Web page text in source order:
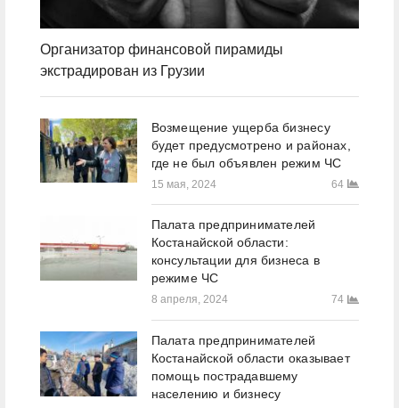
Организатор финансовой пирамиды
экстрадирован из Грузии
Возмещение ущерба бизнесу
будет предусмотрено и районах,
где не был объявлен режим ЧС
15 мая, 2024 64
Палата предпринимателей
Костанайской области:
консультации для бизнеса в
режиме ЧС
8 апреля, 2024 74
Палата предпринимателей
Костанайской области оказывает
помощь пострадавшему
населению и бизнесу